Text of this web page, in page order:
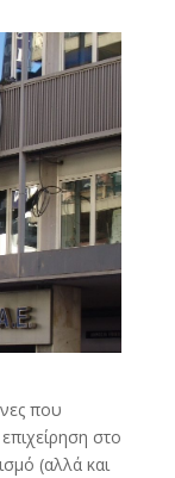
που
στο
(αλλά και